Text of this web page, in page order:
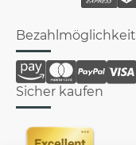
Bezahlmöglichkeit
Sicher kaufen